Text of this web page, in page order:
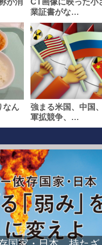
が消
CT画像に映った小
業証書がな…
なん
強まる米国、中国
軍拡競争、…